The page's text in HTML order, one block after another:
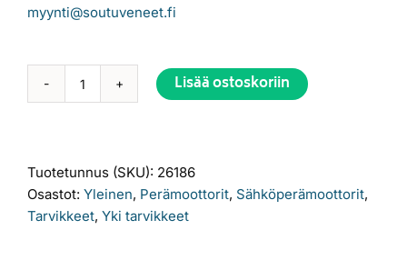
myynti@soutuveneet.fi
ePropulsion
L
määrä
Lisää ostoskoriin
Alternative:
Tuotetunnus (SKU): 26186
Osastot: Yleinen, Perämoottorit, Sähköperämoottorit,
Tarvikkeet, Yki tarvikkeet